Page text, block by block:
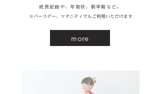
more
成長記録や、年賀状、新学期など。
※バースデー、マタニティでもご利用いただけます